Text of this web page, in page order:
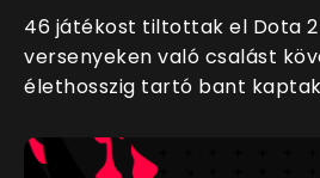
46 játékost tiltottak el Dota
versenyeken való csalást
élethosszig tartó bant